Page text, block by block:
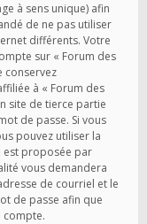
à sens unique) afin
de ne pas utiliser
différents. Votre
sur « Forum des
conservez
à « Forum des
site de tierce partie
de passe. Si vous
pouvez utiliser la
est proposée par
vous demandera
de courriel et le
de passe afin que
compte.